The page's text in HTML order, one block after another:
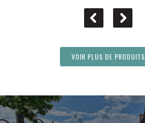
VOIR PLUS DE PRODUITS